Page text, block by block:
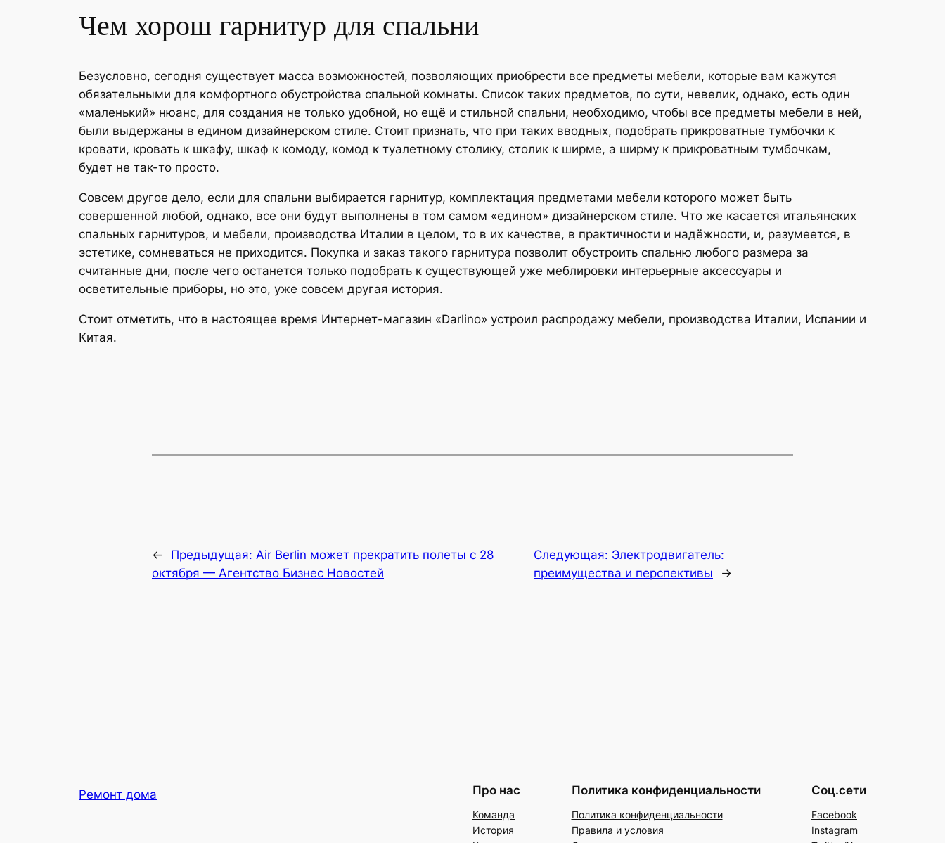
Чем хорош гарнитур для спальни
Безусловно, сегодня существует масса возможностей, позволяющих приобрести все предметы мебели, которые вам кажутся
обязательными для комфортного обустройства спальной комнаты. Список таких предметов, по сути, невелик, однако, есть один
«маленький» нюанс, для создания не только удобной, но ещё и стильной спальни, необходимо, чтобы все предметы мебели в ней,
были выдержаны в едином дизайнерском стиле. Стоит признать, что при таких вводных, подобрать прикроватные тумбочки к
кровати, кровать к шкафу, шкаф к комоду, комод к туалетному столику, столик к ширме, а ширму к прикроватным тумбочкам,
будет не так-то просто.
Совсем другое дело, если для спальни выбирается гарнитур, комплектация предметами мебели которого может быть
совершенной любой, однако, все они будут выполнены в том самом «едином» дизайнерском стиле. Что же касается итальянских
спальных гарнитуров, и мебели, производства Италии в целом, то в их качестве, в практичности и надёжности, и, разумеется, в
эстетике, сомневаться не приходится. Покупка и заказ такого гарнитура позволит обустроить спальню любого размера за
считанные дни, после чего останется только подобрать к существующей уже меблировки интерьерные аксессуары и
осветительные приборы, но это, уже совсем другая история.
Стоит отметить, что в настоящее время Интернет-магазин «Darlino» устроил распродажу мебели, производства Италии, Испании и
Китая.
← Предыдущая: Air Berlin может прекратить полеты с 28
октября — Агентство Бизнес Новостей
Следующая: Электродвигатель:
преимущества и перспективы
→
Ремонт дома Про нас
Команда
История
Политика конфиденциальности
Политика конфиденциальности
Правила и условия
Соц.сети
Facebook
Instagram